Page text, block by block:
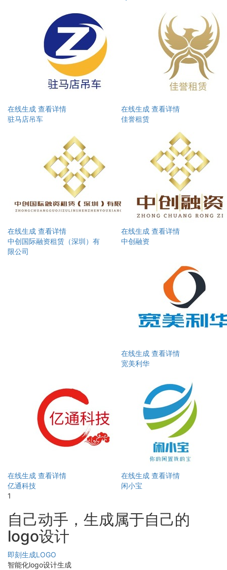
在线生成 查看详情
驻马店吊车
在线生成 查看详情
佳誉租赁
在线生成 查看详情
中创国际融资租赁（深圳）有
限公司
在线生成 查看详情
中创融资
在线生成 查看详情
宽美利华
在线生成 查看详情
亿通科技
在线生成 查看详情
闲小宝
1
自己动手，生成属于自己的
logo设计
即刻生成LOGO
智能化logo设计生成